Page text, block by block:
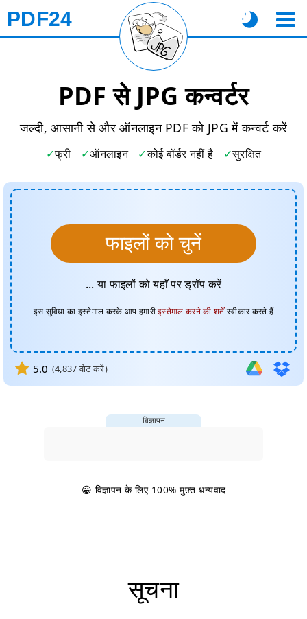
PDF24
PDF से JPG कन्वर्टर
जल्दी, आसानी से और ऑनलाइन PDF को JPG में कन्वर्ट करें
फ्री ऑनलाइन कोई बॉर्डर नहीं है सुरक्षित
फाइलों को चुनें
... या फाइलों को यहाँ पर ड्रॉप करें
इस सुविधा का इस्तेमाल करके आप हमारीइस्तेमाल करने की शर्तेंस्वीकार करते हैं
5.0 (4,837वोट करें)
विज्ञापन
😀 विज्ञापन के लिए 100% मुफ़्त धन्यवाद
सूचना